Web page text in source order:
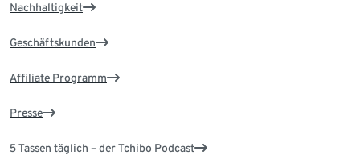
Nachhaltigkeit
Geschäftskunden
Affiliate Programm
Presse
5 Tassen täglich – der Tchibo Podcast